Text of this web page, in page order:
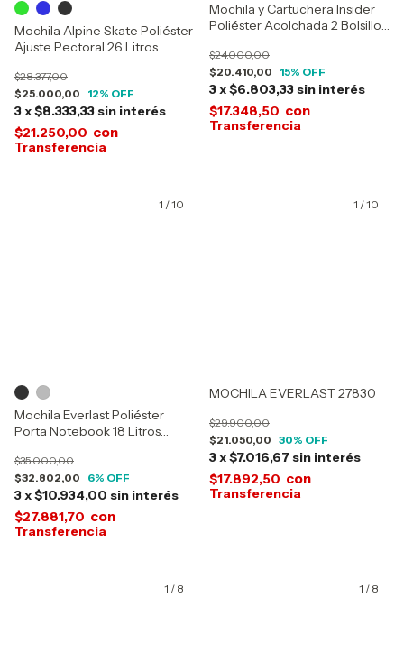
Mochila Alpine Skate Poliéster
Ajuste Pectoral 26 Litros
$25.000,00
$28.377,00
12% OFF
3x$8.333,33 sin interés
$21.250,00 con
Mochila y Cartuchera Insider
Poliéster Acolchada 2 Bolsillos
$20.410,00
$24.000,00
15% OFF
3x$6.803,33 sin interés
$17.348,50 con
1 /10
Mochila Everlast Poliéster
Porta Notebook 18 Litros
$32.802,00
$35.000,00
6% OFF
3x$10.934,00 sin interés
$27.881,70 con
1 /10
MOCHILA EVERLAST 27830
$21.050,00
$29.900,00
30% OFF
3x$7.016,67 sin interés
$17.892,50 con
1 / 8 1 / 8